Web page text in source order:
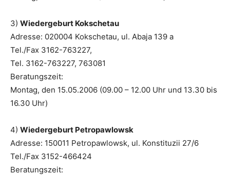
3) Wiedergeburt Kokschetau
Adresse: 020004 Kokschetau, ul. Abaja 139 a
Tel./Fax 3162-763227,
Tel. 3162-763227, 763081
Beratungszeit:
Montag, den 15.05.2006 (09.00 – 12.00 Uhr und 13.30 bis
16.30 Uhr)
4) Wiedergeburt Petropawlowsk
Adresse: 150011 Petropawlowsk, ul. Konstituzii 27/6
Tel./Fax 3152-466424
Beratungszeit: